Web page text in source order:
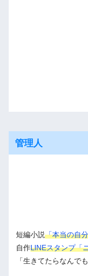
管理人
短編小説「本当の自
自作LINEスタンプ「
「生きてたらなんで